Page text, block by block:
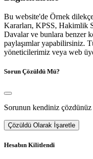
Bu website'de Örnek
Kararları, KPSS, Hakimlik
Davalar ve bunlara benzer
paylaşımlar yapabilirsiniz.
yöneticilerimiz veya web
Sorun Çözüldü Mü?
Sorunun kendiniz
Çözüldü Olarak İşaretle
Hesabın Kilitlendi